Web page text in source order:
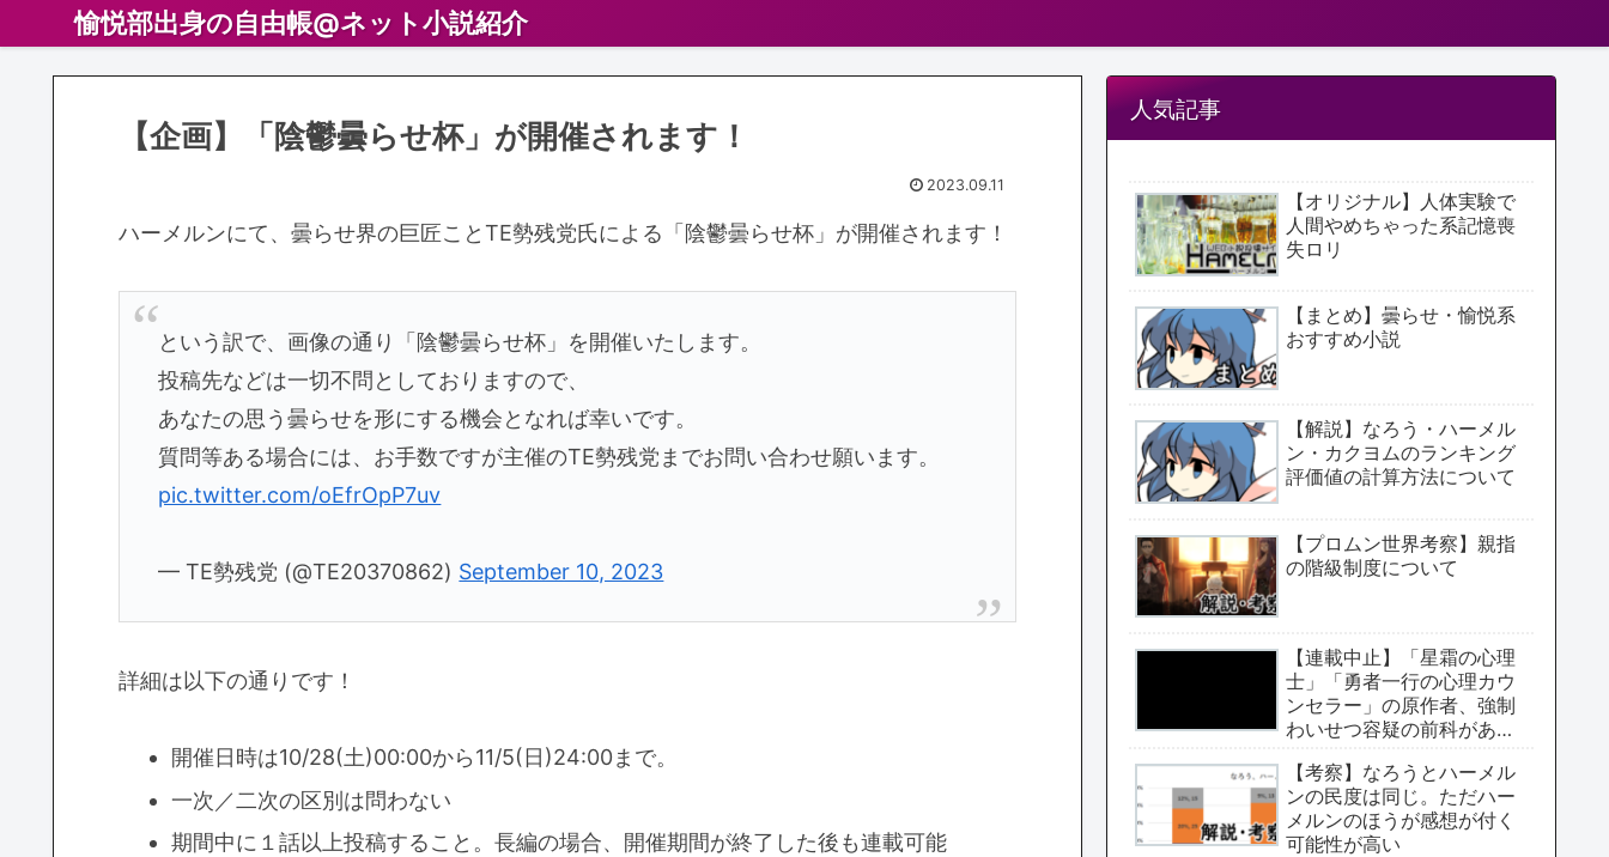
愉悦部出身の自由帳@ネット小説紹介
【企画】「陰鬱曇らせ杯」が開催されます！
2023.09.11
ハーメルンにて、曇らせ界の巨匠ことTE勢残党氏による「陰鬱曇らせ杯」が開催されます！
という訳で、画像の通り「陰鬱曇らせ杯」を開催いたします。
投稿先などは一切不問としておりますので、
あなたの思う曇らせを形にする機会となれば幸いです。
質問等ある場合には、お手数ですが主催のTE勢残党までお問い合わせ願います。
pic.twitter.com/oEfrOpP7uv
— TE勢残党 (@TE20370862) September 10, 2023
詳細は以下の通りです！
開催日時は10/28(土)00:00から11/5(日)24:00まで。
一次／二次の区別は問わない
期間中に１話以上投稿すること。長編の場合、開催期間が終了した後も連載可能
人気記事
【オリジナル】人体実験で
人間やめちゃった系記憶喪
失ロリ
【まとめ】曇らせ・愉悦系
おすすめ小説
【解説】なろう・ハーメル
ン・カクヨムのランキング
評価値の計算方法について
【プロムン世界考察】親指
の階級制度について
【連載中止】「星霜の心理
士」「勇者一行の心理カウ
ンセラー」の原作者、強制
わいせつ容疑の前科があっ
【考察】なろうとハーメル
ンの民度は同じ。ただハー
メルンのほうが感想が付く
可能性が高い